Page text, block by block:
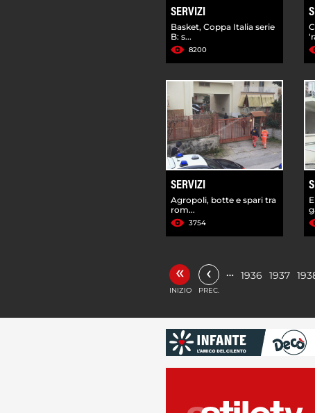
SERVIZI
Basket, Coppa Italia serie
B: s...
8200
SERVIZI
Agropoli, botte e spari tra
rom...
3754
«
INIZIO
‹
PREC.
… 1936 1937